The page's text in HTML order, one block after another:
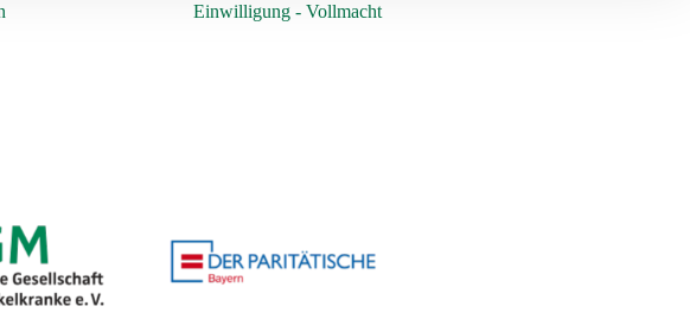
Einwilligung - Vollmacht